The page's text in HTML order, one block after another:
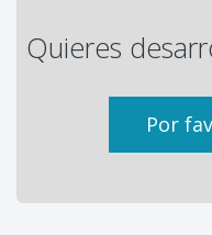
Quieres
Por